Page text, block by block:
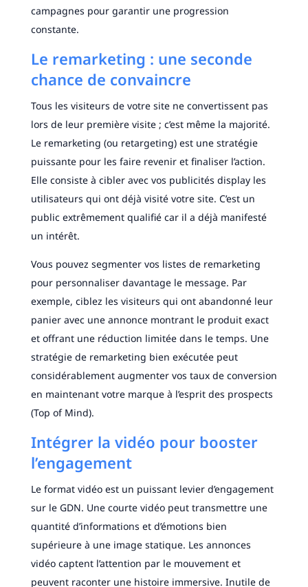
campagnes pour garantir une progression
constante.
Le remarketing : une seconde
chance de convaincre
Tous les visiteurs de votre site ne convertissent pas
lors de leur première visite ; c’est même la majorité.
Le remarketing (ou retargeting) est une stratégie
puissante pour les faire revenir et finaliser l’action.
Elle consiste à cibler avec vos publicités display les
utilisateurs qui ont déjà visité votre site. C’est un
public extrêmement qualifié car il a déjà manifesté
un intérêt.
Vous pouvez segmenter vos listes de remarketing
pour personnaliser davantage le message. Par
exemple, ciblez les visiteurs qui ont abandonné leur
panier avec une annonce montrant le produit exact
et offrant une réduction limitée dans le temps. Une
stratégie de remarketing bien exécutée peut
considérablement augmenter vos taux de conversion
en maintenant votre marque à l’esprit des prospects
(Top of Mind).
Intégrer la vidéo pour booster
l’engagement
Le format vidéo est un puissant levier d’engagement
sur le GDN. Une courte vidéo peut transmettre une
quantité d’informations et d’émotions bien
supérieure à une image statique. Les annonces
vidéo captent l’attention par le mouvement et
peuvent raconter une histoire immersive. Inutile de